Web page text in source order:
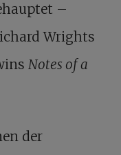
–
Wrights
Notes of a
der